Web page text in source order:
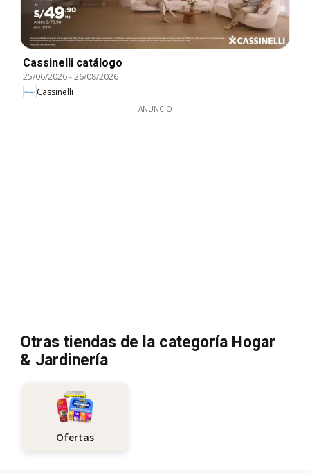
Cassinelli catálogo
25/06/2026-26/08/2026
Cassinelli
ANUNCIO
Otras tiendas de la categoría Hogar
& Jardinería
Ofertas